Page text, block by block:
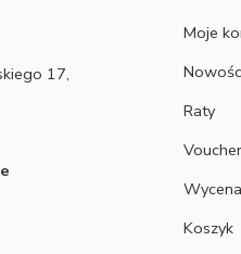
17,
Moje
Raty
Voucher
Wycena
Koszyk